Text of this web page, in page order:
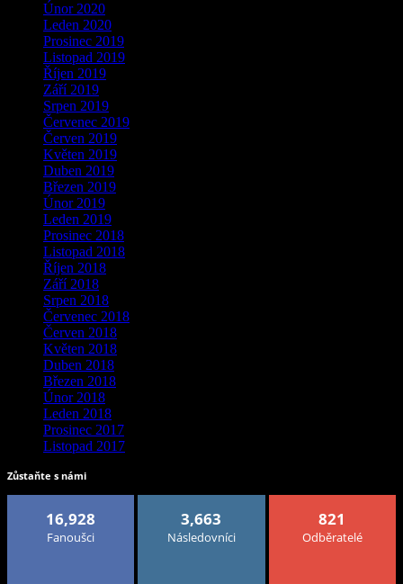
Únor 2020
Leden 2020
Prosinec 2019
Listopad 2019
Říjen 2019
Září 2019
Srpen 2019
Červenec 2019
Červen 2019
Květen 2019
Duben 2019
Březen 2019
Únor 2019
Leden 2019
Prosinec 2018
Listopad 2018
Říjen 2018
Září 2018
Srpen 2018
Červenec 2018
Červen 2018
Květen 2018
Duben 2018
Březen 2018
Únor 2018
Leden 2018
Prosinec 2017
Listopad 2017
Zůstaňte s námi
16,928
Fanoušci
3,663
Následovníci
821
Odběratelé